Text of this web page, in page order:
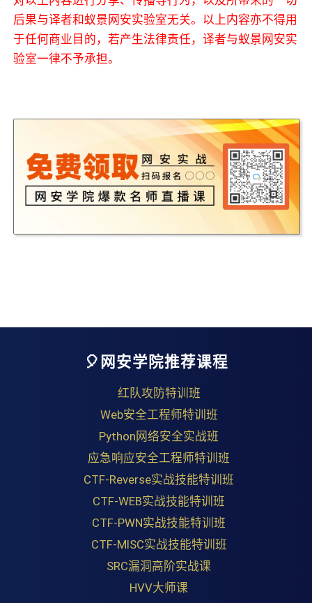
后果与译者和蚁景网安实验室无关。以上内容亦不得用
于任何商业目的，若产生法律责任，译者与蚁景网安实
验室一律不予承担。
🎈网安学院推荐课程
红队攻防特训班
Web安全工程师特训班
Python网络安全实战班
应急响应安全工程师特训班
CTF-Reverse实战技能特训班
CTF-WEB实战技能特训班
CTF-PWN实战技能特训班
CTF-MISC实战技能特训班
SRC漏洞高阶实战课
HVV大师课